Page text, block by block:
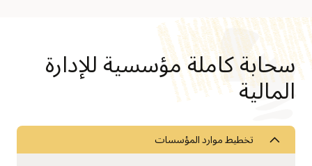
سحابة كاملة مؤسسية للإدارة
المالية
تخطيط موارد المؤسسات